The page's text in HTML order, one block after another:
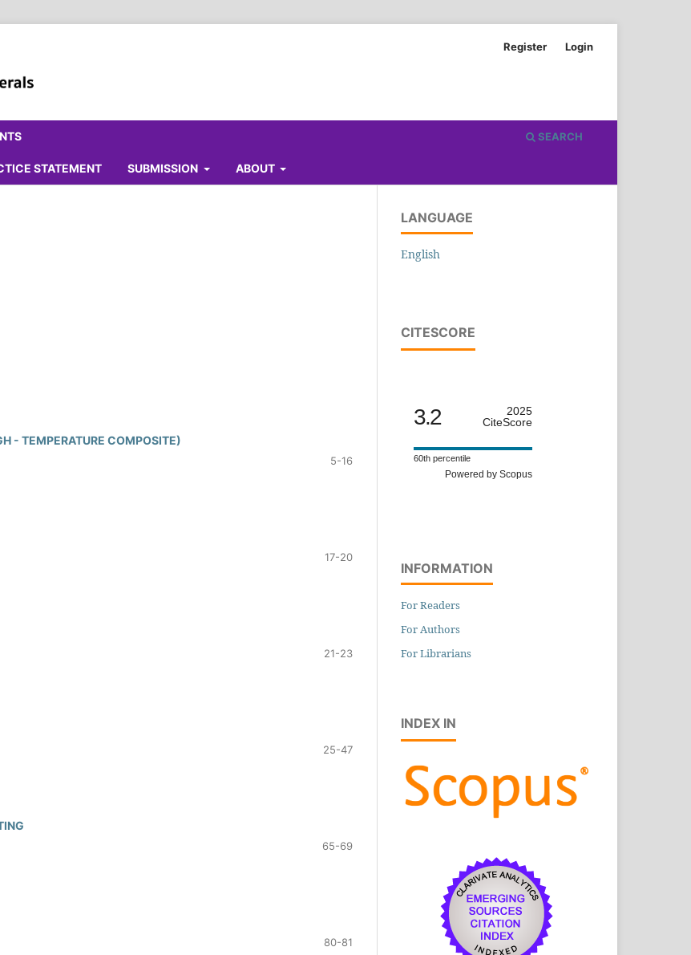
STATEMENT SUBMISSION ABOUT
SEARCH
Register Login
- TEMPERATURE COMPOSITE)
5-16
17-20
21-23
25-47
65-69
80-81
LANGUAGE
English
CITESCORE
3.2
2025
CiteScore
60th percentile
Powered by Scopus
INFORMATION
For Readers
For Authors
For Librarians
INDEX IN